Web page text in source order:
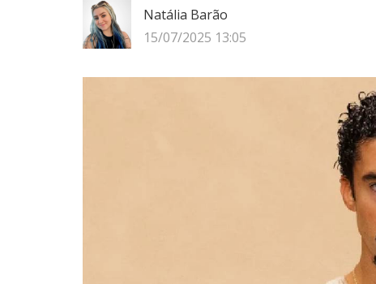
Natália Barão
15/07/2025 13:05